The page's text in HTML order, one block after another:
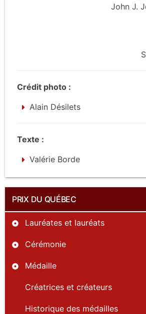
PRIX DU QUÉBEC
Lauréates et lauréats
Cérémonie
Médaille
Créatrices et créateurs
Historique des médailles
John J.
Crédit photo :
Alain Désilets
Texte :
Valérie Borde